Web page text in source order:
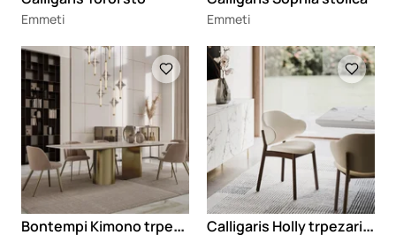
Emmeti Emmeti
Loading
B
ontempi Kimono trpezarijski sto
Loading
C
alligaris Holly trpezarijska stolica